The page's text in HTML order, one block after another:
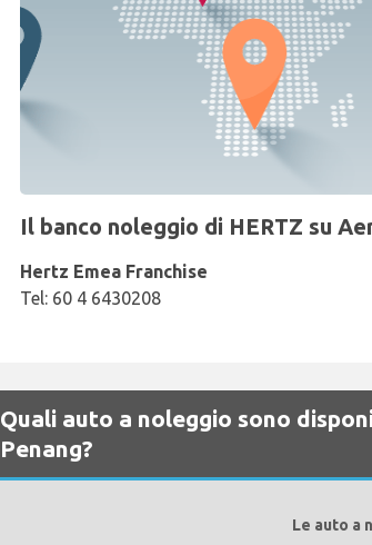
Il banco noleggio di HERTZ su
Hertz Emea Franchise
Tel: 60 4 6430208
Quali auto a noleggio sono
Penang?
Le auto a